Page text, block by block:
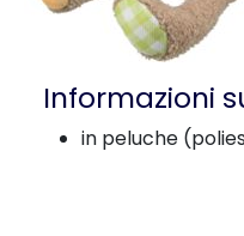
Informazioni
in peluche